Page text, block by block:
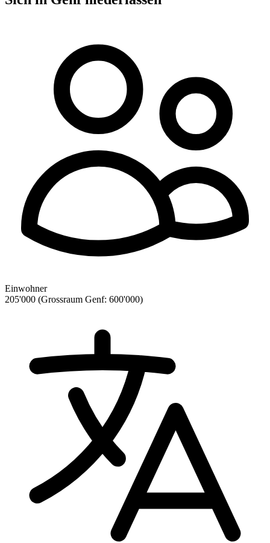
Einwohner
205'000 (Grossraum Genf: 600'000)